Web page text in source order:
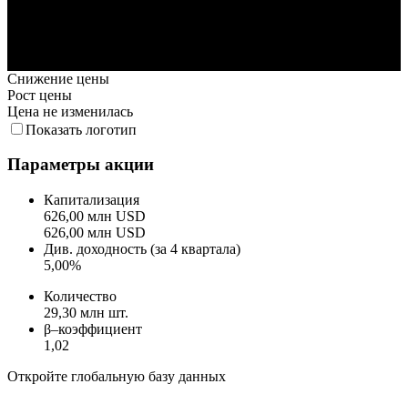
Снижение цены
Рост цены
Цена не изменилась
Показать логотип
Параметры акции
Капитализация
626,00 млн USD
626,00 млн USD
Див. доходность (за 4 квартала)
5,00%
Количество
29,30 млн шт.
β–коэффициент
1,02
Откройте глобальную базу данных